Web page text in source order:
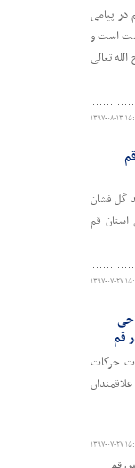
پیامی
است و
تعالی
۰۸-۱۳ ۱۵:۲۸
گل فشان
قم
۰۷-۲۷ ۱۵:۲۷
قم
حرکات
۰۷-۲۷ ۱۵:۲۲
قم